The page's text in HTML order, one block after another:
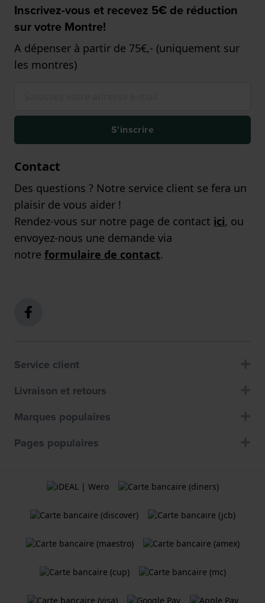
Inscrivez-vous et recevez 5€ de réduction
sur votre Montre!
A dépenser à partir de 75€,- (uniquement sur
les montres)
S'inscrire
Contact
Des questions ? Notre service client se fera un
plaisir de vous aider !
Rendez-vous sur notre page de contact ici, ou
envoyez-nous une demande via
notre formulaire de contact.
Service client
Livraison et retours
Marques populaires
Pages populaires